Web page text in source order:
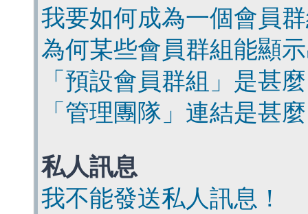
我要如何成為一個會員
為何某些會員群組能顯
「預設會員群組」是甚
「管理團隊」連結是甚
私人訊息
我不能發送私人訊息！